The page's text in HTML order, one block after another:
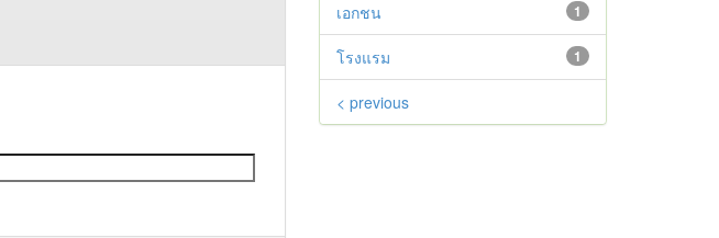
1
เอกชน
1
โรงแรม
< previous